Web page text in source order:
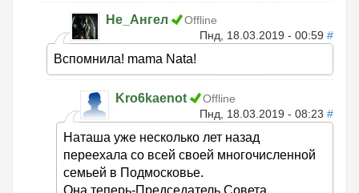
Не_Ангел
Offline
Пнд, 18.03.2019 - 00:59 #
Вспомнила! mama Nata!
Kro6kaenot
Offline
Пнд, 18.03.2019 - 08:23 #
Наташа уже несколько лет назад
переехала со всей своей многочисленной
семьей в Подмосковье.
Она теперь-Председатель Совета